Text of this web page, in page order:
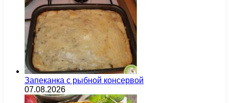
Запеканка с рыбной консервой
07.08.2026